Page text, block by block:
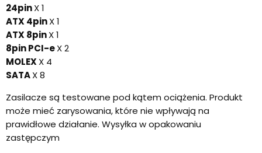
24pinX 1
ATX 4pinX 1
ATX 8pinX 1
8pin PCI-eX 2
MOLEXX 4
SATAX 8
Zasilacze są testowane pod kątem ociążenia. Produkt
może mieć zarysowania, które nie wpływają na
prawidłowe działanie. Wysyłka w opakowaniu
zastępczym